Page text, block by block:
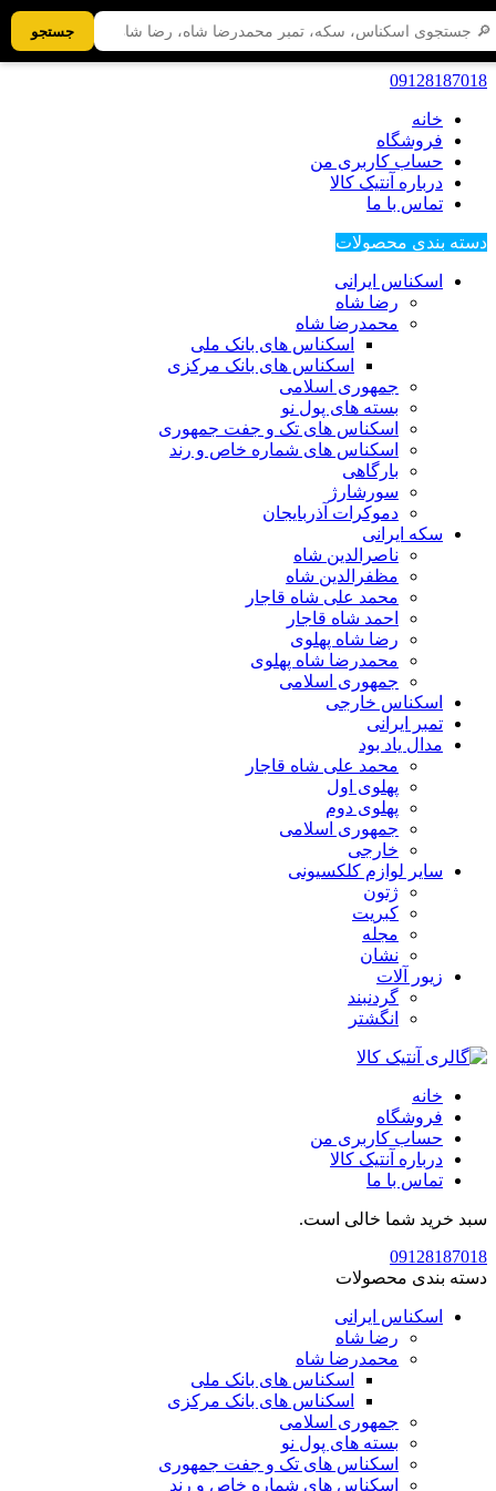
09128187018
خانه
فروشگاه
حساب کاربری من
درباره آنتیک کالا
تماس با ما
دسته بندی محصولات
اسکناس ایرانی
رضا شاه
محمدرضا شاه
اسکناس های بانک ملی
اسکناس های بانک مرکزی
جمهوری اسلامی
بسته های پول نو
اسکناس های تک و جفت جمهوری
اسکناس های شماره خاص و رند
بارگاهی
سورشارژ
دموکرات آذربایجان
سکه ایرانی
ناصرالدین شاه
مظفرالدین شاه
محمد علی شاه قاجار
احمد شاه قاجار
رضا شاه پهلوی
محمدرضا شاه پهلوی
جمهوری اسلامی
اسکناس خارجی
تمبر ایرانی
مدال یاد بود
محمد علی شاه قاجار
پهلوی اول
پهلوی دوم
جمهوری اسلامی
خارجی
سایر لوازم کلکسیونی
ژتون
کبریت
مجله
نشان
زیور آلات
گردنبند
انگشتر
خانه
فروشگاه
حساب کاربری من
درباره آنتیک کالا
تماس با ما
سبد خرید شما خالی است.
09128187018
دسته بندی محصولات
اسکناس ایرانی
رضا شاه
محمدرضا شاه
اسکناس های بانک ملی
اسکناس های بانک مرکزی
جمهوری اسلامی
بسته های پول نو
اسکناس های تک و جفت جمهوری
اسکناس های شماره خاص و رند
جستجو